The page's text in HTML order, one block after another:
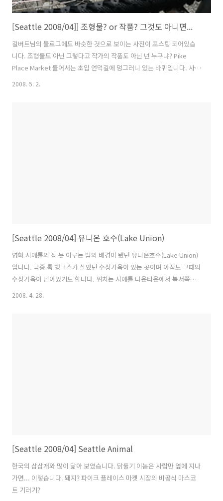
[Seattle 2008/04]] 조형물? or 작품? 그것도 아니면...
길버트님의 블로그에도 바슷한 것으로 보이는 사진이 포스팅 되어있습
니다. 조형물도 아닌 그렇다고 작가의 작품도 아닌 넌 누구냐? Pike
Place Market 들어서는 초입 언덕길에 덩그러니 있는 바퀴입니다. 사진
으로 보아 자전거 바퀴인듯 한데 왜 이곳에 이런 것을 갔다놓았는지 확인
2008. 5. 2.
[Seattle 2008/04] 유니온 호수(Lake Union)
영화 시애틀의 잠 못 이루는 밤의 배경이 됐던 유니온호수(Lake Union)
입니다. 극중 톰 행크스가 살았던 수상가옥이 있는 곳이며 아직도 그때의
수상가옥이 남아있기도 합니다. 위치는 시애틀 다운타운에서 북서쪽에
위치해 있습니다. 시애틀 다운타운에서 이 곳까지 경전철이 다닙니다. 최
2008. 4. 28.
[Seattle 2008/04] Seattle Animal
한국의 삽삽개와 많이 닮아 보였습니다. 닭둘기 이놈은 사람만 옆에 지나
가면... 이렇습니다. 돼지? 파이크 플레이스 마켓 시장의 비공식 마스코
트 기러기?